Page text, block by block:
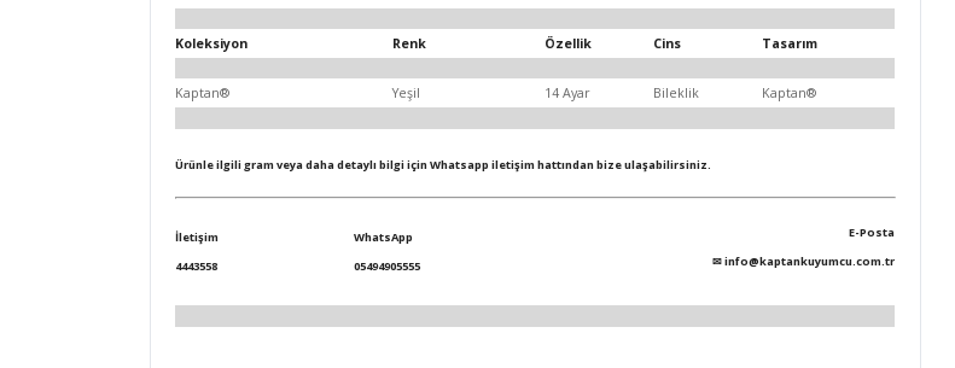
Koleksiyon Renk Özellik Cins Tasarım
Kaptan® Yeşil 14 Ayar Bileklik Kaptan®
Ürünle ilgili gram veya daha detaylı bilgi için Whatsapp iletişim hattından bize ulaşabilirsiniz.
İletişim
4443558
WhatsApp
05494905555
E-Posta
✉info@kaptankuyumcu.com.tr